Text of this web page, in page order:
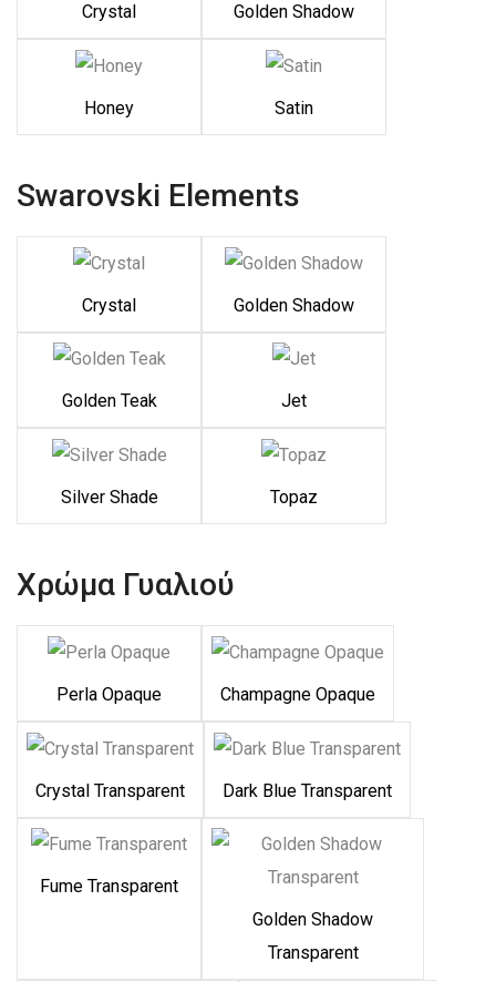
Crystal Golden Shadow
Honey Satin
Swarovski Elements
Crystal Golden Shadow
Golden Teak Jet
Silver Shade Topaz
Χρώμα Γυαλιού
Perla Opaque Champagne Opaque
Crystal Transparent Dark Blue Transparent
Fume Transparent
Golden Shadow
Transparent